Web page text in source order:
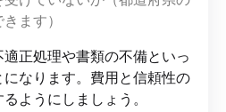
ます）
正処理や書類の不備といっ
なります。費用と信頼性の
ようにしましょう。